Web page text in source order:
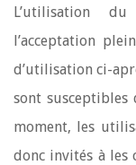
L’utilisation
l’acceptation
d’utilisation ci-
sont susceptibles
moment, les
donc invités à les